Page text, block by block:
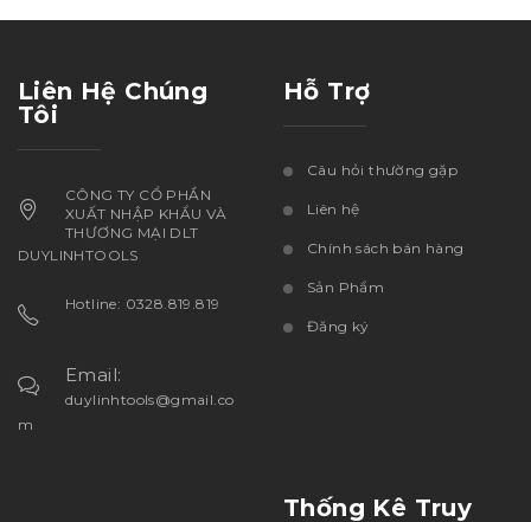
Liên Hệ Chúng
Tôi
CÔNG TY CỔ PHẦN
XUẤT NHẬP KHẨU VÀ
THƯƠNG MẠI DLT
DUYLINHTOOLS
Hotline: 0328.819.819
Email:
duylinhtools@gmail.co
m
Hỗ Trợ
Câu hỏi thường gặp
Liên hệ
Chính sách bán hàng
Sản Phẩm
Đăng ký
Thống Kê Truy